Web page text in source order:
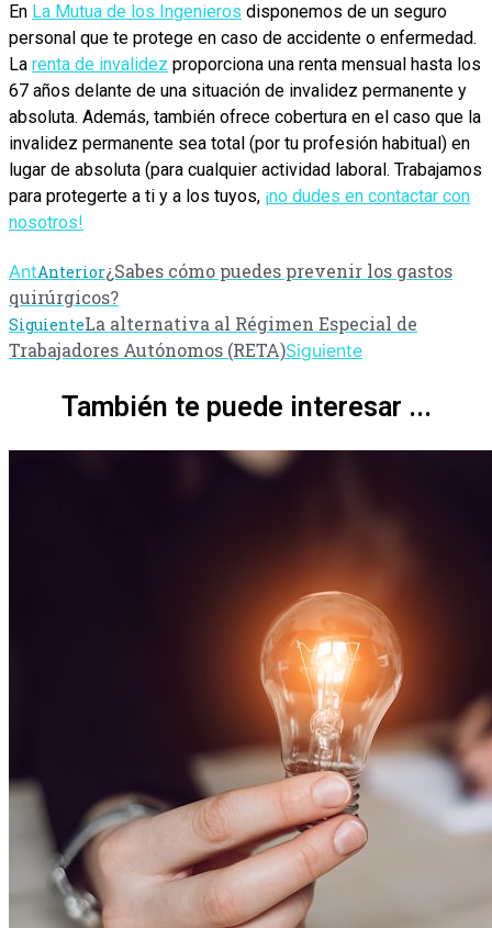
En La Mutua de los Ingenieros disponemos de un seguro
personal que te protege en caso de accidente o enfermedad.
La renta de invalidez proporciona una renta mensual hasta los
67 años delante de una situación de invalidez permanente y
absoluta. Además, también ofrece cobertura en el caso que la
invalidez permanente sea total (por tu profesión habitual) en
lugar de absoluta (para cualquier actividad laboral. Trabajamos
para protegerte a ti y a los tuyos, ¡no dudes en contactar con
nosotros!
AntAnterior¿Sabes cómo puedes prevenir los gastos
quirúrgicos?
SiguienteLa alternativa al Régimen Especial de
Trabajadores Autónomos (RETA)Siguiente
También te puede interesar ...